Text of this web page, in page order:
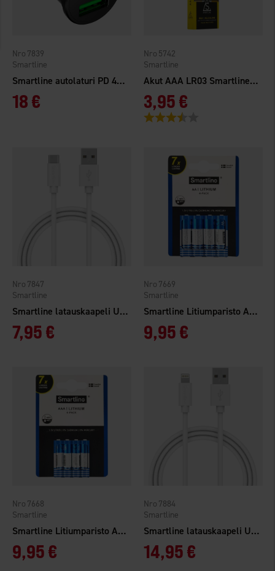
Smartline autolaturi PD 45W
Smartline
7839
18 €
Akut AAA LR03 Smartline 10-pack
Smartline
5742
3,95 €
Arvio:
Smartline latauskaapeli USB-A - USB-C, 1m, valkoinen
Smartline
7847
7,95 €
Smartline Litiumparisto AA/FR6 4-pakkaus
Smartline
7669
9,95 €
Smartline Litiumparisto AAA/FR03 4-pakkaus
Smartline
7668
9,95 €
Smartline latauskaapeli USB-A - Lightning, 1m, valkoinen
Smartline
7884
14,95 €